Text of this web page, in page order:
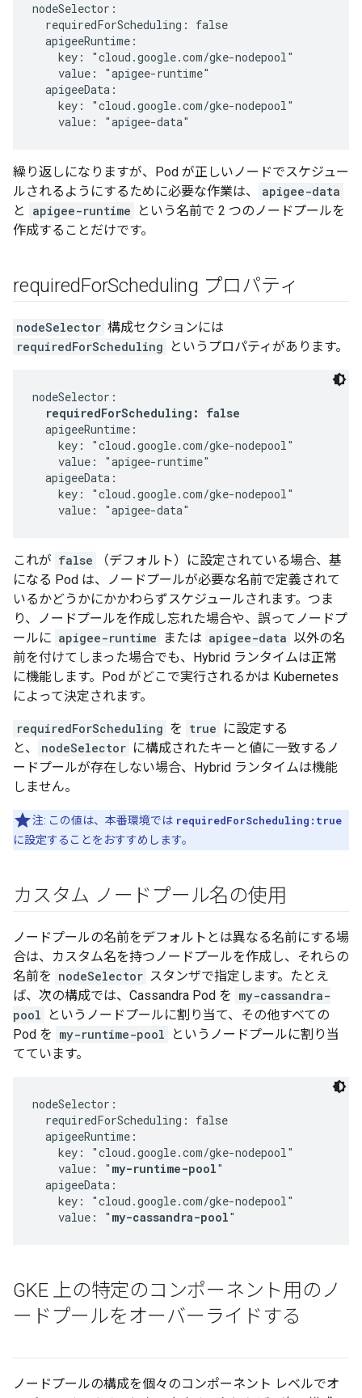
nodeSelector:
  requiredForScheduling: false
  apigeeRuntime:
    key: "cloud.google.com/gke-nodepool"
    value: "apigee-runtime"
  apigeeData:
    key: "cloud.google.com/gke-nodepool"
    value: "apigee-data"
繰り返しになりますが、Pod が正しいノードでスケジュー
ルされるようにするために必要な作業は、
apigee-data
と
apigee-runtime
という名前で 2 つのノードプールを
作成することだけです。
requiredForScheduling プロパティ
nodeSelector 構成セクションには
requiredForScheduling
というプロパティがあります。
nodeSelector:
requiredForScheduling: false
  apigeeRuntime:
    key: "cloud.google.com/gke-nodepool"
    value: "apigee-runtime"
  apigeeData:
    key: "cloud.google.com/gke-nodepool"
    value: "apigee-data"
これが false
（デフォルト）に設定されている場合、基
になる Pod は、ノードプールが必要な名前で定義されて
いるかどうかにかかわらずスケジュールされます。つま
り、ノードプールを作成し忘れた場合や、誤ってノードプ
ールに apigee-runtime または apigee-data 以外の名
前を付けてしまった場合でも、Hybrid ランタイムは正常
に機能します。Pod がどこで実行されるかは Kubernetes
によって決定されます。
requiredForScheduling を true に設定する
と、
nodeSelector に構成されたキーと値に一致するノ
ードプールが存在しない場合、Hybrid ランタイムは機能
しません。
注: この値は、本番環境では requiredForScheduling:true
に設定することをおすすめします。
カスタム ノードプール名の使用
ノードプールの名前をデフォルトとは異なる名前にする場
合は、カスタム名を持つノードプールを作成し、それらの
名前を nodeSelector スタンザで指定します。たとえ
ば、次の構成では、Cassandra Pod を my-cassandra-
pool
というノードプールに割り当て、その他すべての
Pod を my-runtime-pool
というノードプールに割り当
てています。
nodeSelector:
  requiredForScheduling: false
  apigeeRuntime:
    key: "cloud.google.com/gke-nodepool"
    value: "
my-runtime-pool"
  apigeeData:
    key: "cloud.google.com/gke-nodepool"
    value: "
my-cassandra-pool"
GKE 上の特定のコンポーネント用のノ
ードプールをオーバーライドする
ノードプールの構成を個々のコンポーネント レベルでオ